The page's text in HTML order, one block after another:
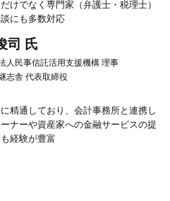
けでなく専門家（弁護士・税理士）
にも多数対応
司 氏
人民事信託活用支援機構 理事
志舎 代表取締役
精通しており、会計事務所と連携し
ナーや資産家への金融サービスの提
経験が豊富